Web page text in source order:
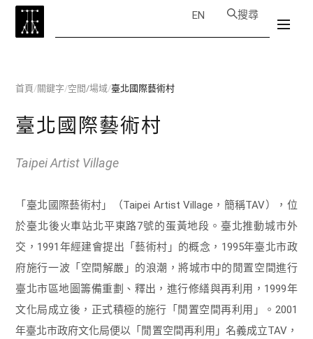
EN 搜尋
首頁/關鍵字/空間/場域/臺北國際藝術村
臺北國際藝術村
Taipei Artist Village
「臺北國際藝術村」（Taipei Artist Village，簡稱TAV），位
於臺北後火車站北平東路7號的蛋黃地段。臺北推動城市外
交，1991年經建會提出「藝術村」的概念，1995年臺北市政
府施行一波「空間解嚴」的浪潮，將城市中的閒置空間進行
臺北市區地圖籌備重劃、釋出，進行修繕與再利用，1999年
文化局成立後，正式積極的施行「閒置空間再利用」。2001
年臺北市政府文化局便以「閒置空間再利用」名義成立TAV，